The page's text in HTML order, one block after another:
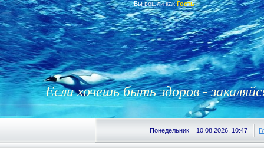
Вы вошли как Гость
Если хочешь быть здоров -
Понедельник 10.08.2026, 10:47